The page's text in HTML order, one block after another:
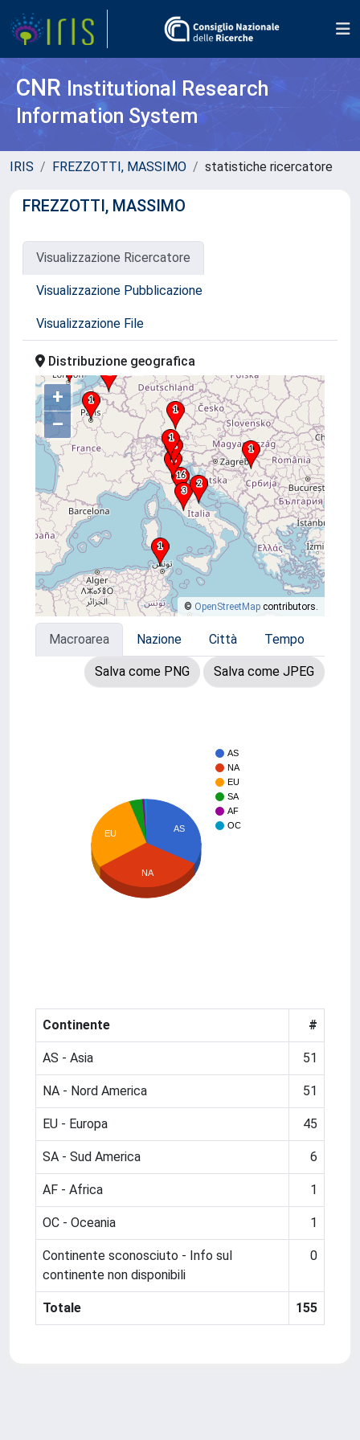
CNR Institutional Research
Information System
IRIS FREZZOTTI, MASSIMO statistiche ricercatore
FREZZOTTI, MASSIMO
Visualizzazione Ricercatore
Visualizzazione Pubblicazione
Visualizzazione File
Distribuzione geografica
+
–
© OpenStreetMap contributors.
Macroarea Nazione Città Tempo
Salva come PNG Salva come JPEG
AS
NA
EU
SA
AF
OC
AS
EU
NA
Continente #
AS - Asia 51
NA - Nord America 51
EU - Europa 45
SA - Sud America 6
AF - Africa 1
OC - Oceania 1
Continente sconosciuto - Info sul
continente non disponibili
0
Totale 155